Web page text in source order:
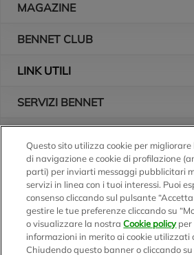
MAGAZINE
BENNET CLUB
LINK UTILI
SERVIZI BENNET
Logo Bennet
Seguici sui nostri canali
Scarica l'app
Questo sito utilizza cookie per
di navigazione e cookie di profilazione
parti) per inviarti messaggi pubblicitari
servizi in linea con i tuoi interessi. Puoi
consenso cliccando sul pulsante
gestire le tue preferenze cliccando su
o visualizzare la nostraCookie policyper
informazioni in merito ai cookie utilizzati
Chiudendo questo banner o cliccando